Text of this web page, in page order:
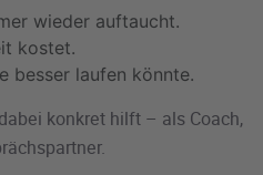
wieder auftaucht.
kostet.
besser laufen könnte.
konkret hilft – als Coach,